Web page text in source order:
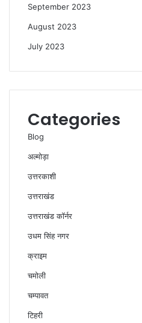
September 2023
August 2023
July 2023
Categories
Blog
अल्मोड़ा
उत्तरकाशी
उत्तराखंड
उत्तराखंड कॉर्नर
उधम सिंह नगर
क्राइम
चमोली
चम्पावत
टिहरी